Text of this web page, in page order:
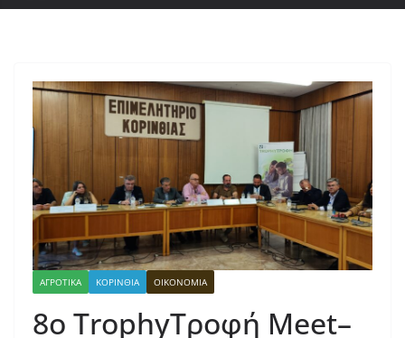
ΑΓΡΟΤΙΚΑ ΚΟΡΙΝΘΙΑ ΟΙΚΟΝΟΜΙΑ
8ο TrophyΤροφή Meet–